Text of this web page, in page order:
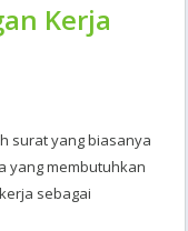
Kerja
surat yang biasanya
yang membutuhkan
sebagai